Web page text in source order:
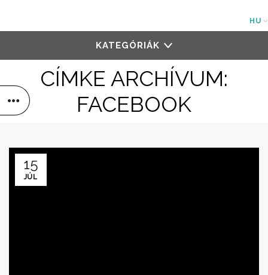
HU
KATEGÓRIÁK
CÍMKE ARCHÍVUM:
FACEBOOK
15
JÚL